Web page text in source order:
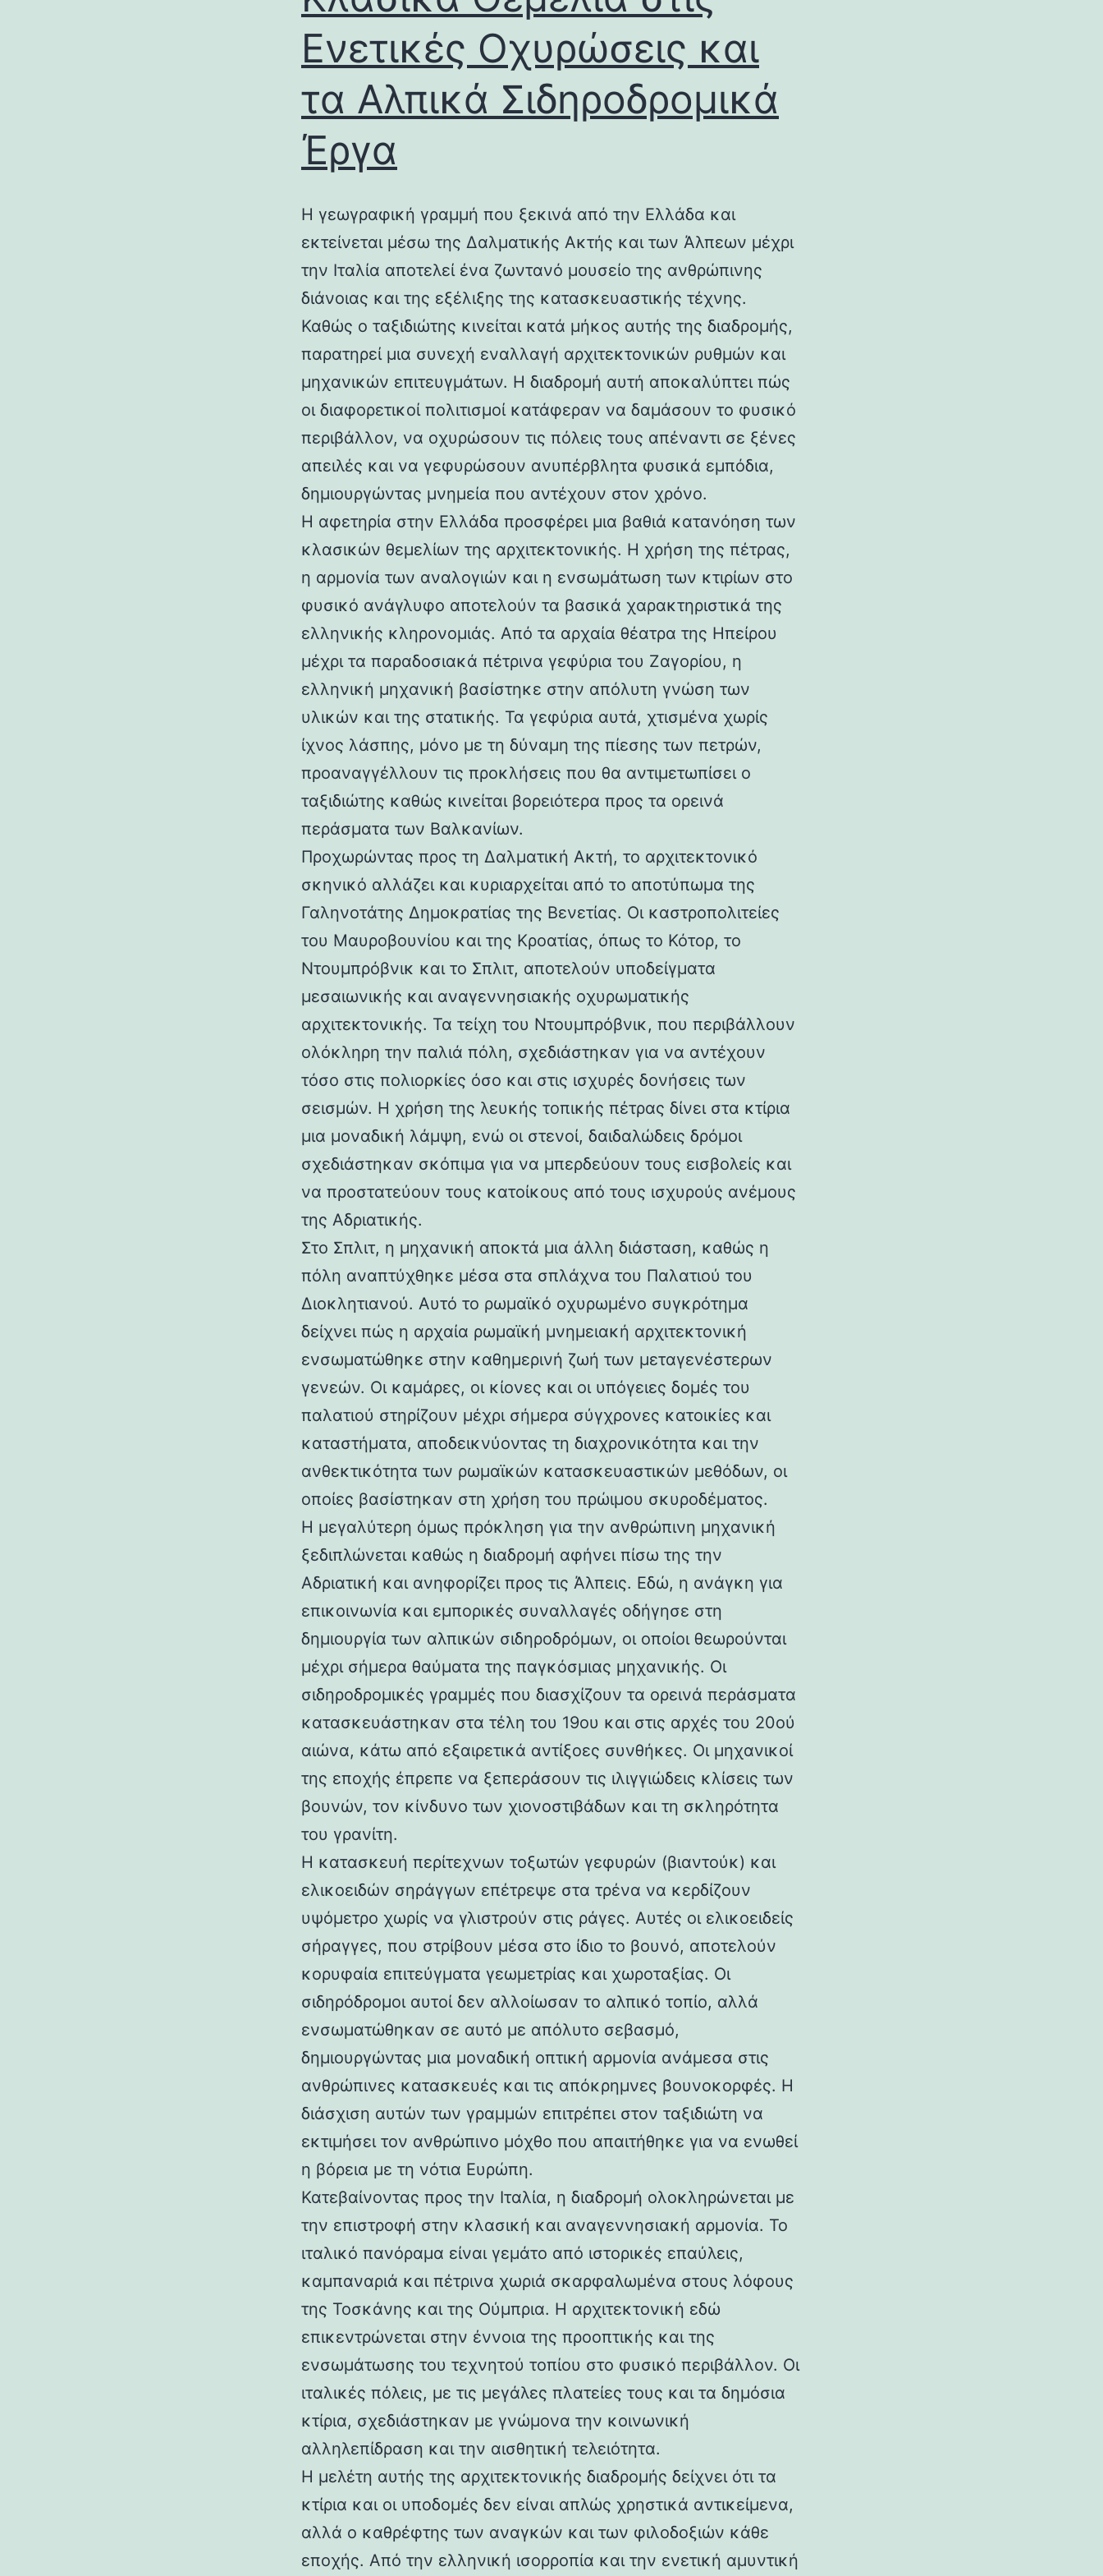
Ενετικές Οχυρώσεις και
τα Αλπικά Σιδηροδρομικά
Έργα
Η γεωγραφική γραμμή που ξεκινά από την Ελλάδα και
εκτείνεται μέσω της Δαλματικής Ακτής και των Άλπεων μέχρι
την Ιταλία αποτελεί ένα ζωντανό μουσείο της ανθρώπινης
διάνοιας και της εξέλιξης της κατασκευαστικής τέχνης.
Καθώς ο ταξιδιώτης κινείται κατά μήκος αυτής της διαδρομής,
παρατηρεί μια συνεχή εναλλαγή αρχιτεκτονικών ρυθμών και
μηχανικών επιτευγμάτων. Η διαδρομή αυτή αποκαλύπτει πώς
οι διαφορετικοί πολιτισμοί κατάφεραν να δαμάσουν το φυσικό
περιβάλλον, να οχυρώσουν τις πόλεις τους απέναντι σε ξένες
απειλές και να γεφυρώσουν ανυπέρβλητα φυσικά εμπόδια,
δημιουργώντας μνημεία που αντέχουν στον χρόνο.
Η αφετηρία στην Ελλάδα προσφέρει μια βαθιά κατανόηση των
κλασικών θεμελίων της αρχιτεκτονικής. Η χρήση της πέτρας,
η αρμονία των αναλογιών και η ενσωμάτωση των κτιρίων στο
φυσικό ανάγλυφο αποτελούν τα βασικά χαρακτηριστικά της
ελληνικής κληρονομιάς. Από τα αρχαία θέατρα της Ηπείρου
μέχρι τα παραδοσιακά πέτρινα γεφύρια του Ζαγορίου, η
ελληνική μηχανική βασίστηκε στην απόλυτη γνώση των
υλικών και της στατικής. Τα γεφύρια αυτά, χτισμένα χωρίς
ίχνος λάσπης, μόνο με τη δύναμη της πίεσης των πετρών,
προαναγγέλλουν τις προκλήσεις που θα αντιμετωπίσει ο
ταξιδιώτης καθώς κινείται βορειότερα προς τα ορεινά
περάσματα των Βαλκανίων.
Προχωρώντας προς τη Δαλματική Ακτή, το αρχιτεκτονικό
σκηνικό αλλάζει και κυριαρχείται από το αποτύπωμα της
Γαληνοτάτης Δημοκρατίας της Βενετίας. Οι καστροπολιτείες
του Μαυροβουνίου και της Κροατίας, όπως το Κότορ, το
Ντουμπρόβνικ και το Σπλιτ, αποτελούν υποδείγματα
μεσαιωνικής και αναγεννησιακής οχυρωματικής
αρχιτεκτονικής. Τα τείχη του Ντουμπρόβνικ, που περιβάλλουν
ολόκληρη την παλιά πόλη, σχεδιάστηκαν για να αντέχουν
τόσο στις πολιορκίες όσο και στις ισχυρές δονήσεις των
σεισμών. Η χρήση της λευκής τοπικής πέτρας δίνει στα κτίρια
μια μοναδική λάμψη, ενώ οι στενοί, δαιδαλώδεις δρόμοι
σχεδιάστηκαν σκόπιμα για να μπερδεύουν τους εισβολείς και
να προστατεύουν τους κατοίκους από τους ισχυρούς ανέμους
της Αδριατικής.
Στο Σπλιτ, η μηχανική αποκτά μια άλλη διάσταση, καθώς η
πόλη αναπτύχθηκε μέσα στα σπλάχνα του Παλατιού του
Διοκλητιανού. Αυτό το ρωμαϊκό οχυρωμένο συγκρότημα
δείχνει πώς η αρχαία ρωμαϊκή μνημειακή αρχιτεκτονική
ενσωματώθηκε στην καθημερινή ζωή των μεταγενέστερων
γενεών. Οι καμάρες, οι κίονες και οι υπόγειες δομές του
παλατιού στηρίζουν μέχρι σήμερα σύγχρονες κατοικίες και
καταστήματα, αποδεικνύοντας τη διαχρονικότητα και την
ανθεκτικότητα των ρωμαϊκών κατασκευαστικών μεθόδων, οι
οποίες βασίστηκαν στη χρήση του πρώιμου σκυροδέματος.
Η μεγαλύτερη όμως πρόκληση για την ανθρώπινη μηχανική
ξεδιπλώνεται καθώς η διαδρομή αφήνει πίσω της την
Αδριατική και ανηφορίζει προς τις Άλπεις. Εδώ, η ανάγκη για
επικοινωνία και εμπορικές συναλλαγές οδήγησε στη
δημιουργία των αλπικών σιδηροδρόμων, οι οποίοι θεωρούνται
μέχρι σήμερα θαύματα της παγκόσμιας μηχανικής. Οι
σιδηροδρομικές γραμμές που διασχίζουν τα ορεινά περάσματα
κατασκευάστηκαν στα τέλη του 19ου και στις αρχές του 20ού
αιώνα, κάτω από εξαιρετικά αντίξοες συνθήκες. Οι μηχανικοί
της εποχής έπρεπε να ξεπεράσουν τις ιλιγγιώδεις κλίσεις των
βουνών, τον κίνδυνο των χιονοστιβάδων και τη σκληρότητα
του γρανίτη.
Η κατασκευή περίτεχνων τοξωτών γεφυρών (βιαντούκ) και
ελικοειδών σηράγγων επέτρεψε στα τρένα να κερδίζουν
υψόμετρο χωρίς να γλιστρούν στις ράγες. Αυτές οι ελικοειδείς
σήραγγες, που στρίβουν μέσα στο ίδιο το βουνό, αποτελούν
κορυφαία επιτεύγματα γεωμετρίας και χωροταξίας. Οι
σιδηρόδρομοι αυτοί δεν αλλοίωσαν το αλπικό τοπίο, αλλά
ενσωματώθηκαν σε αυτό με απόλυτο σεβασμό,
δημιουργώντας μια μοναδική οπτική αρμονία ανάμεσα στις
ανθρώπινες κατασκευές και τις απόκρημνες βουνοκορφές. Η
διάσχιση αυτών των γραμμών επιτρέπει στον ταξιδιώτη να
εκτιμήσει τον ανθρώπινο μόχθο που απαιτήθηκε για να ενωθεί
η βόρεια με τη νότια Ευρώπη.
Κατεβαίνοντας προς την Ιταλία, η διαδρομή ολοκληρώνεται με
την επιστροφή στην κλασική και αναγεννησιακή αρμονία. Το
ιταλικό πανόραμα είναι γεμάτο από ιστορικές επαύλεις,
καμπαναριά και πέτρινα χωριά σκαρφαλωμένα στους λόφους
της Τοσκάνης και της Ούμπρια. Η αρχιτεκτονική εδώ
επικεντρώνεται στην έννοια της προοπτικής και της
ενσωμάτωσης του τεχνητού τοπίου στο φυσικό περιβάλλον. Οι
ιταλικές πόλεις, με τις μεγάλες πλατείες τους και τα δημόσια
κτίρια, σχεδιάστηκαν με γνώμονα την κοινωνική
αλληλεπίδραση και την αισθητική τελειότητα.
Η μελέτη αυτής της αρχιτεκτονικής διαδρομής δείχνει ότι τα
κτίρια και οι υποδομές δεν είναι απλώς χρηστικά αντικείμενα,
αλλά ο καθρέφτης των αναγκών και των φιλοδοξιών κάθε
εποχής. Από την ελληνική ισορροπία και την ενετική αμυντική